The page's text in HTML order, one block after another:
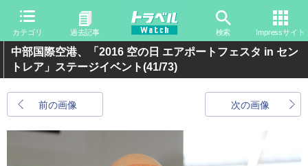
カテゴリ 過去記事 検索 Impressサイト
中部国際空港、「2016 空の日 エアポートフェスタ in セン
トレア」ステージイベント(41/73)
前の画像 次の画像